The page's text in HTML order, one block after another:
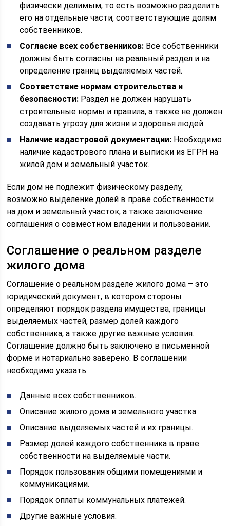
физически делимым, то есть возможно разделить
его на отдельные части, соответствующие долям
собственников.
Согласие всех собственников: Все собственники
должны быть согласны на реальный раздел и на
определение границ выделяемых частей.
Соответствие нормам строительства и
безопасности: Раздел не должен нарушать
строительные нормы и правила, а также не должен
создавать угрозу для жизни и здоровья людей.
Наличие кадастровой документации: Необходимо
наличие кадастрового плана и выписки из ЕГРН на
жилой дом и земельный участок.
Если дом не подлежит физическому разделу,
возможно выделение долей в праве собственности
на дом и земельный участок, а также заключение
соглашения о совместном владении и пользовании.
Соглашение о реальном разделе
жилого дома
Соглашение о реальном разделе жилого дома – это
юридический документ, в котором стороны
определяют порядок раздела имущества, границы
выделяемых частей, размер долей каждого
собственника, а также другие важные условия.
Соглашение должно быть заключено в письменной
форме и нотариально заверено. В соглашении
необходимо указать:
Данные всех собственников.
Описание жилого дома и земельного участка.
Описание выделяемых частей и их границы.
Размер долей каждого собственника в праве
собственности на выделяемые части.
Порядок пользования общими помещениями и
коммуникациями.
Порядок оплаты коммунальных платежей.
Другие важные условия.